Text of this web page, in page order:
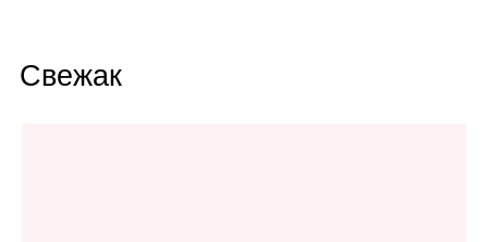
Свежак